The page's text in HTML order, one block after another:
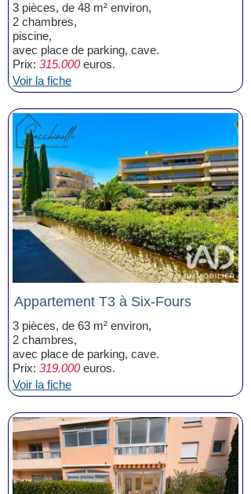
3 pièces, de 48 m² environ,
2 chambres,
piscine,
avec place de parking, cave.
Prix: 315.000euros.
Voir la fiche
Appartement T3 à Six-Fours
3 pièces, de 63 m² environ,
2 chambres,
avec place de parking, cave.
Prix: 319.000euros.
Voir la fiche